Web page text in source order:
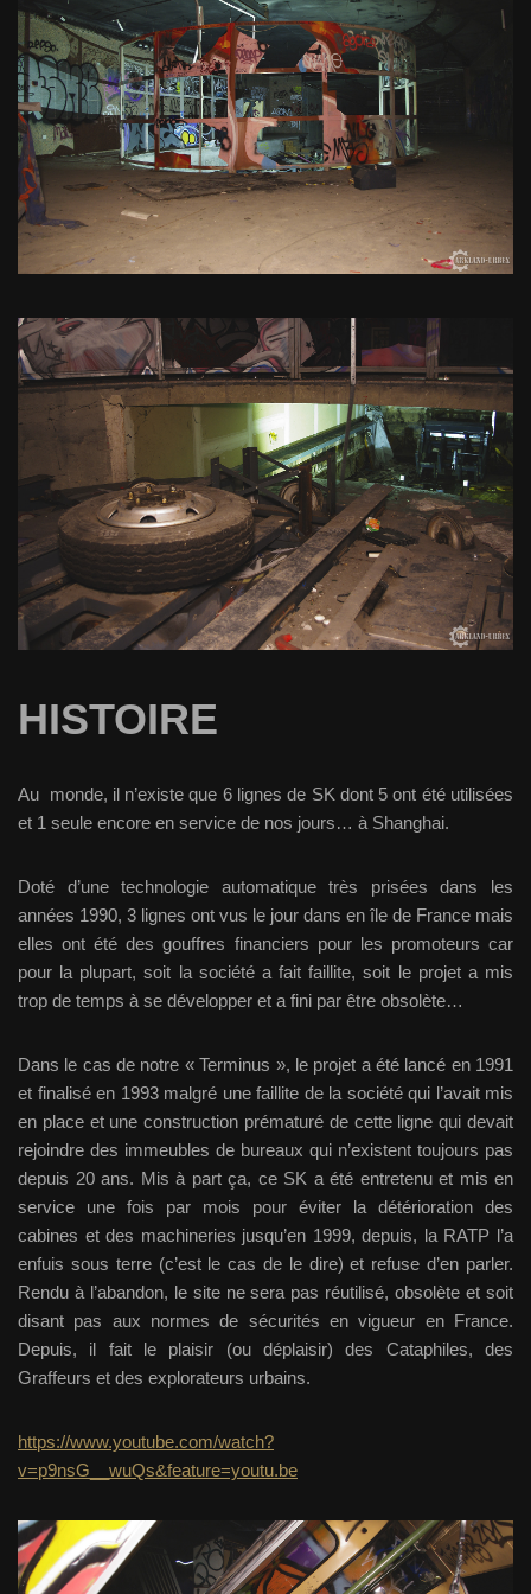
HISTOIRE
Au monde, il n’existe que 6 lignes de SK dont 5 ont été utilisées
et 1 seule encore en service de nos jours… à Shanghai.
Doté d’une technologie automatique très prisées dans les
années 1990, 3 lignes ont vus le jour dans en île de France mais
elles ont été des gouffres financiers pour les promoteurs car
pour la plupart, soit la société a fait faillite, soit le projet a mis
trop de temps à se développer et a fini par être obsolète…
Dans le cas de notre « Terminus », le projet a été lancé en 1991
et finalisé en 1993 malgré une faillite de la société qui l’avait mis
en place et une construction prématuré de cette ligne qui devait
rejoindre des immeubles de bureaux qui n’existent toujours pas
depuis 20 ans. Mis à part ça, ce SK a été entretenu et mis en
service une fois par mois pour éviter la détérioration des
cabines et des machineries jusqu’en 1999, depuis, la RATP l’a
enfuis sous terre (c’est le cas de le dire) et refuse d’en parler.
Rendu à l’abandon, le site ne sera pas réutilisé, obsolète et soit
disant pas aux normes de sécurités en vigueur en France.
Depuis, il fait le plaisir (ou déplaisir) des Cataphiles, des
Graffeurs et des explorateurs urbains.
https://www.youtube.com/watch?
v=p9nsG__wuQs&feature=youtu.be